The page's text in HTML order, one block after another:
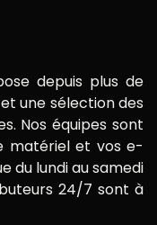
depuis plus de
une sélection des
Nos équipes sont
matériel et vos e-
du lundi au samedi
24/7 sont à